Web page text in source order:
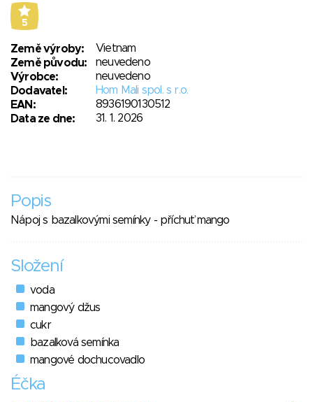
5
Země výroby:
Vietnam
Země původu:
neuvedeno
Výrobce:
neuvedeno
Dodavatel:
Hom Mali spol. s r.o.
EAN:
8936190130512
Data ze dne:
31. 1. 2026
Popis
Nápoj s bazalkovými semínky - příchuť mango
Složení
voda
mangový džus
cukr
bazalková semínka
mangové dochucovadlo
Éčka